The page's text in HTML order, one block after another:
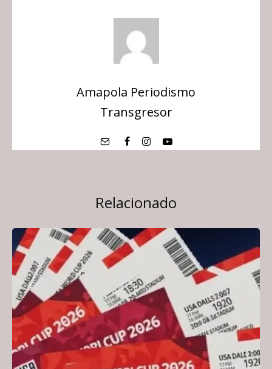
Amapola Periodismo
Transgresor
Relacionado